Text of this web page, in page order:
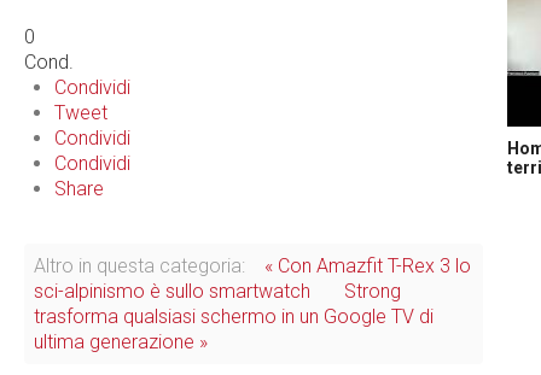
0
Cond.
Condividi
Tweet
Condividi
Condividi
Share
Altro in questa categoria:
« Con Amazfit T-Rex 3 lo
sci-alpinismo è sullo smartwatch
Strong
trasforma qualsiasi schermo in un Google TV di
ultima generazione »